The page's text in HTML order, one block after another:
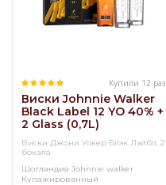
Купили 12 раз
Виски Johnnie Walker
Black Label 12 YO 40% +
2 Glass (0,7L)
Виски Джони Уокер Блэк Лэйбл, 2
бокала
Шотландия Johnnie walker
Купажированный